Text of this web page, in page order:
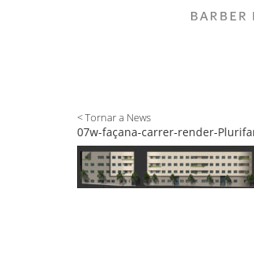
< Tornar a News
07w-façana-carrer-render-